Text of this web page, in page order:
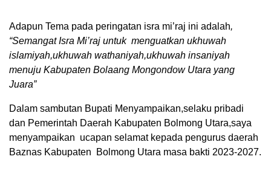
Adapun Tema pada peringatan isra mi’raj ini adalah,
“Semangat Isra Mi’raj untuk menguatkan ukhuwah
islamiyah,ukhuwah wathaniyah,ukhuwah insaniyah
menuju Kabupaten Bolaang Mongondow Utara yang
Juara”
Dalam sambutan Bupati Menyampaikan,selaku pribadi
dan Pemerintah Daerah Kabupaten Bolmong Utara,saya
menyampaikan ucapan selamat kepada pengurus daerah
Baznas Kabupaten Bolmong Utara masa bakti 2023-2027.